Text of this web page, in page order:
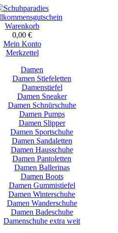
Warenkorb
0,00 €
Mein Konto
Merkzettel
Damen
Damen Stiefeletten
Damenstiefel
Damen Sneaker
Damen Schnürschuhe
Damen Pumps
Damen Slipper
Damen Sportschuhe
Damen Sandaletten
Damen Hausschuhe
Damen Pantoletten
Damen Ballerinas
Damen Boots
Damen Gummistiefel
Damen Winterschuhe
Damen Wanderschuhe
Damen Badeschuhe
Damenschuhe extra weit